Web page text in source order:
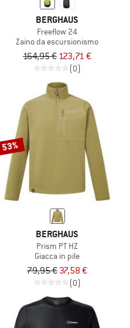
BERGHAUS
Freeflow 24
Zaino da escursionismo
164,95 € 123,71 €
(0)
53%
BERGHAUS
Prism PT HZ
Giacca in pile
79,95 € 37,58 €
(0)